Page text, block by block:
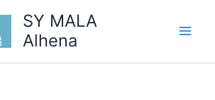
SY MALA
Alhena